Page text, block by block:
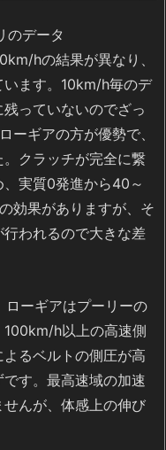
のデータ
hの結果が異なり、
います。10km/h毎のデ
っていないのでざっ
ーギアの方が優勢で、
クラッチが完全に繋
実質0発進から40～
効果がありますが、そ
われるので大きな差
ーギアはプーリーの
h以上の高速側
るベルトの側圧が高
す。最高速域の加速
んが、体感上の伸び